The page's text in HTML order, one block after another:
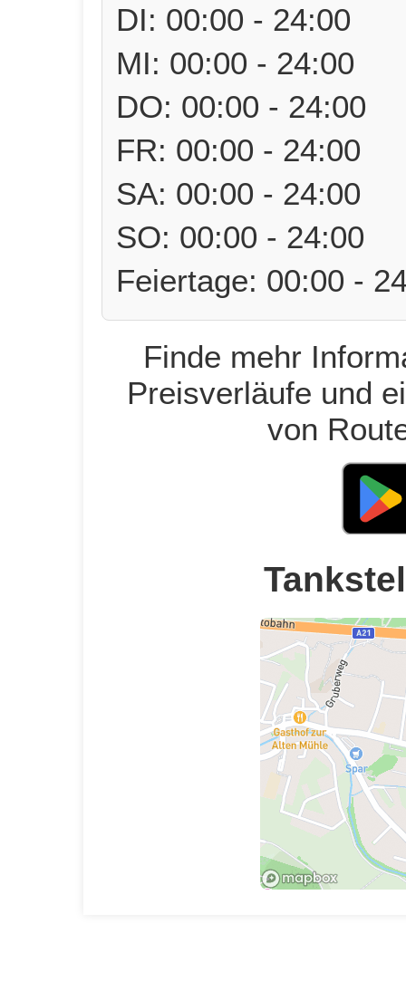
DI: 00:00 - 24:00
MI: 00:00 - 24:00
DO: 00:00 - 24:00
FR: 00:00 - 24:00
SA: 00:00 - 24:00
SO: 00:00 - 24:00
Feiertage: 00:00 -
Finde mehr
Preisverläufe und
von